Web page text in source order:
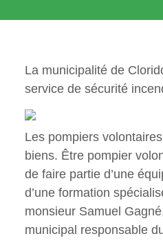
La municipalité de
service de sécurité
Les pompiers
biens. Être pompier
de faire partie d’une
d’une formation
monsieur Samuel
municipal responsable